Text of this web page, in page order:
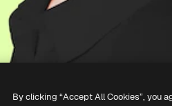
By clicking “Accept All Cookies”, you